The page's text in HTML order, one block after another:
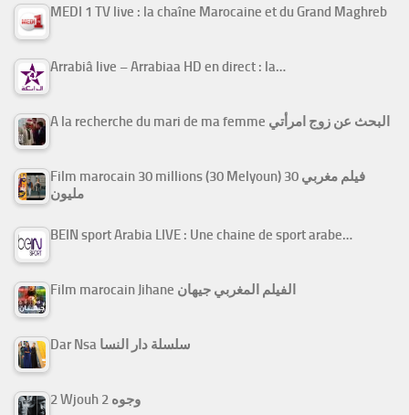
MEDI 1 TV live : la chaîne Marocaine et du Grand Maghreb
Arrabiâ live – Arrabiaa HD en direct : la…
A la recherche du mari de ma femme البحث عن زوج امرأتي
Film marocain 30 millions (30 Melyoun) فيلم مغربي 30
مليون
BEIN sport Arabia LIVE : Une chaine de sport arabe…
Film marocain Jihane الفيلم المغربي جيهان
Dar Nsa سلسلة دار النسا
2 Wjouh 2 وجوه